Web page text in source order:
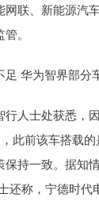
联、新能源汽
。
足 华为智界部分
人士处获悉，
此前该车搭载
持一致。据知
还称，宁德时代